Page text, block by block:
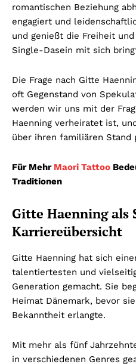
romantischen Beziehung
engagiert und
und genießt die Freiheit
Single-Dasein mit sich
Die Frage nach Gitte
oft Gegenstand von
werden wir uns mit der
Haenning verheiratet ist,
über ihren familiären Stand
Für Mehr Maori Tattoo
Traditionen
Gitte Haenning als
Karriereübersicht
Gitte Haenning hat sich
talentiertesten und
Generation gemacht. Sie
Heimat Dänemark, bevor
Bekanntheit erlangte.
Mit mehr als fünf
in verschiedenen Genres